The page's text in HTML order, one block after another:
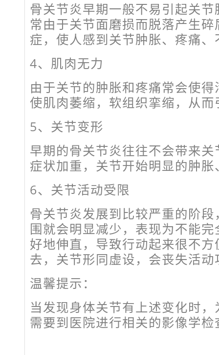
骨关节炎早期一般不易引起关
常由于关节面磨损而脱落产生
症，使人感到关节肿胀、疼痛、
4、肌肉无力
由于关节的肿胀和疼痛常会使
使肌肉萎缩，软组织挛缩，从
5、关节变形
早期的骨关节炎往往不会带来
症状加重，关节开始明显的肿
6、关节活动受限
骨关节炎发展到比较严重的阶
围就会明显减少，表现为不能
好地伸直，导致行动起来很不
去，关节形同虚设，会丧失活动
温馨提示：
当发现身体关节有上述变化时
需要到医院进行相关的影像学